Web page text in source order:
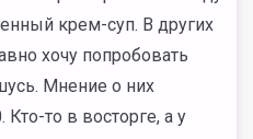
крем-суп. В других
хочу попробовать
Мнение о них
Кто-то в восторге, а у